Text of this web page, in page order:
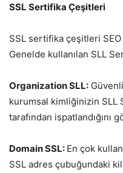
SSL Sertifika Çeşitleri
SSL sertifika çeşitleri SEO
Genelde kullanılan SLL
Organization SLL:
kurumsal kimliğinizin SLL
tarafından ispatlandığını
Domain SSL: En çok
SSL adres çubuğundaki